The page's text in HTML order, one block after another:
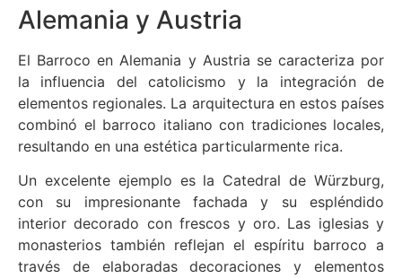
Alemania y Austria
El Barroco en Alemania y Austria se caracteriza por
la influencia del catolicismo y la integración de
elementos regionales. La arquitectura en estos países
combinó el barroco italiano con tradiciones locales,
resultando en una estética particularmente rica.
Un excelente ejemplo es la Catedral de Würzburg,
con su impresionante fachada y su espléndido
interior decorado con frescos y oro. Las iglesias y
monasterios también reflejan el espíritu barroco a
través de elaboradas decoraciones y elementos